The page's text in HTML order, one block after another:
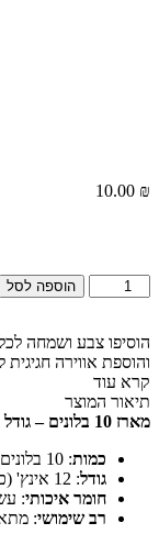
10.00 ₪
כמות
של
10
בלונים
בצבע
אחיד
הוספה לסל
והוספת אווירה חגיגית
קרא עוד
תיאור המוצר
מארז 10 בלונים – גודל 12 אינץ'
כמות: 10 בלונים במארז
גודל: 12 אינץ' (כ-30 ס"מ)
חומר איכותי:
רב שימושי: